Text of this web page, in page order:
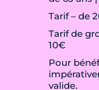
Tarif – de
Tarif de
10€
Pour
valide.